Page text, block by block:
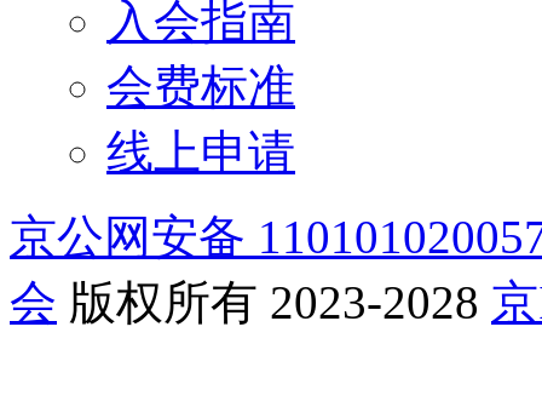
入会指南
会费标准
线上申请
京公网安备
会 版权所有 2023-2028